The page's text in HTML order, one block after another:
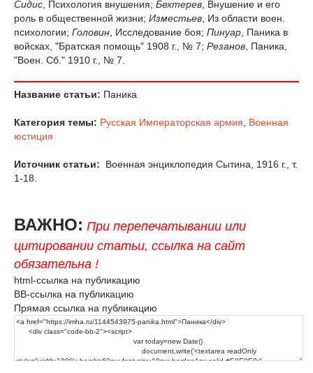
Сидис, Психология внушения; Бехтерев, Внушение и его
роль в общественной жизни; Изместьев, Из области воен.
психологии; Головин, Исследование боя; Пинуар, Паника в
войсках, "Братская помощь" 1908 г., № 7; Резанов, Паника,
"Воен. Сб." 1910 г., № 7.
Название статьи: Паника
Категория темы: Русская Императорская армия, Военная
юстиция
Источник статьи:
Военная энциклопедия Сытина, 1916 г., т.
1-18.
ВАЖНО: При перепечатывании или
цитировании статьи, ссылка на сайт
обязательна !
html-ссылка на публикацию
BB-ссылка на публикацию
Прямая ссылка на публикацию